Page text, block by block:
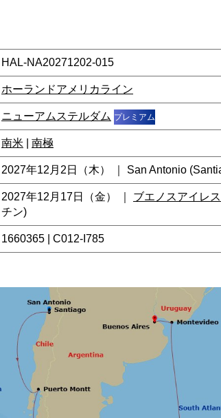
HAL-NA20271202-015
ホーランドアメリカライン
ニューアムステルダム プレミアム
南米 南極
2027年12月2日（木） ｜ San Antonio
2027年12月17日（金） ｜ ブエノスアイレス
チン)
1660365 | C012-I785